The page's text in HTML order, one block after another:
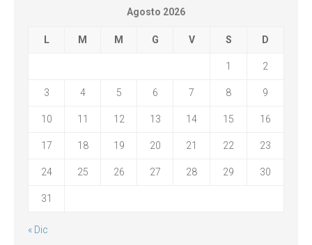
Agosto 2026
L M M G V S D
1 2
3 4 5 6 7 8 9
10 11 12 13 14 15 16
17 18 19 20 21 22 23
24 25 26 27 28 29 30
31
« Dic